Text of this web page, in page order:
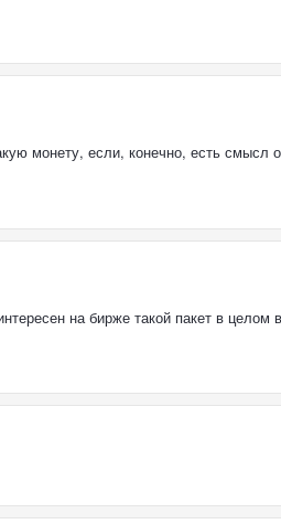
монету, если, конечно, есть смысл
на бирже такой пакет в целом